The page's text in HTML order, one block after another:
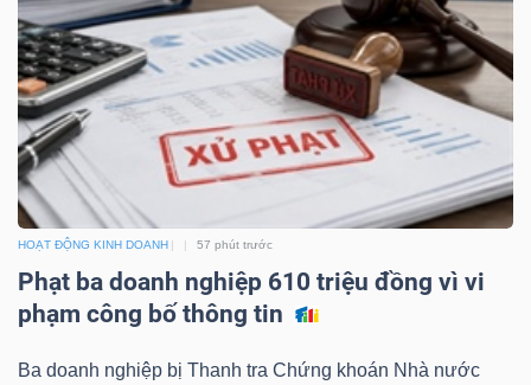
HOẠT ĐỘNG KINH DOANH 57 phút trước
Phạt ba doanh nghiệp 610 triệu đồng vì vi
phạm công bố thông tin
Ba doanh nghiệp bị Thanh tra Chứng khoán Nhà nước
CÔNG
NGHIỆP
DÙNG
KHÔNG
THIẾT